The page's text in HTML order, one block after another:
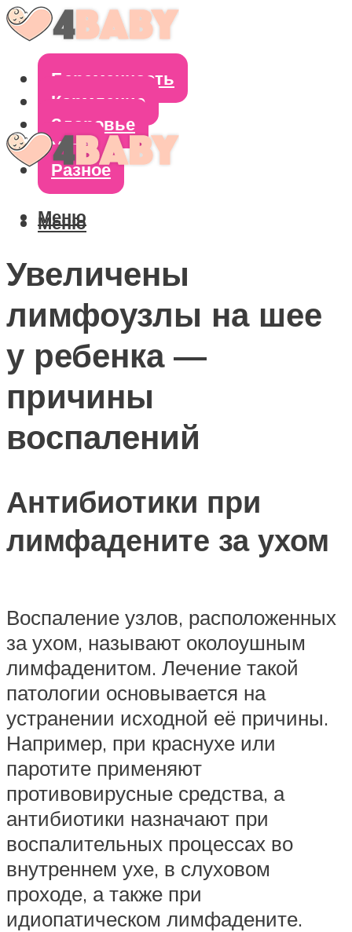
Беременность
Кормление
Здоровье
Уход
Разное
Меню
Меню
Увеличены
лимфоузлы на шее
у ребенка —
причины
воспалений
Антибиотики при
лимфадените за ухом
Воспаление узлов, расположенных
за ухом, называют околоушным
лимфаденитом. Лечение такой
патологии основывается на
устранении исходной её причины.
Например, при краснухе или
паротите применяют
противовирусные средства, а
антибиотики назначают при
воспалительных процессах во
внутреннем ухе, в слуховом
проходе, а также при
идиопатическом лимфадените.